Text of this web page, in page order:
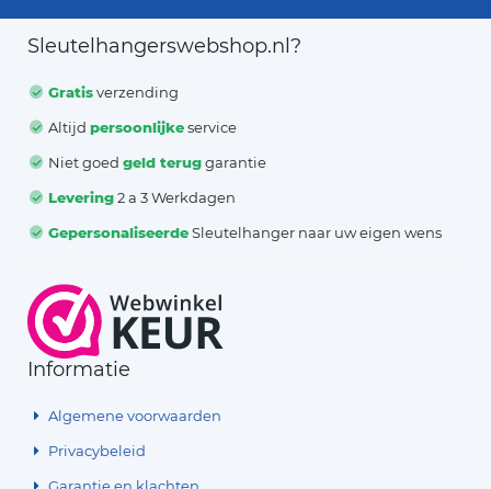
Sleutelhangerswebshop.nl?
Gratisverzending
Altijdpersoonlijkeservice
Niet goedgeld teruggarantie
Levering2 a 3 Werkdagen
GepersonaliseerdeSleutelhanger naar uw eigen wens
Informatie
Algemene voorwaarden
Privacybeleid